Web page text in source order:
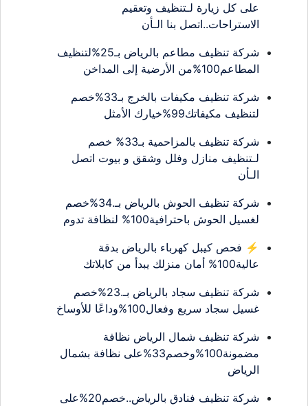
على كل زيارة لـتنظيف وتعقيم
الاستراحات..اتصل بنا الـأن
شركة تنظيف مطاعم بالرياض بـ25%لتنظيف
المطاعم100%من الأرضية إلى المداخن
شركة تنظيف مكيفات بالخرج بـ33%خصم
لتنظيف مكيفاتك99%خيارك الأمثل
شركة تنظيف بالمزاحمية بـ33% خصم
لـتنظيف منازل وفلل وشقق و بيوت اتصل
الـأن
شركة تنظيف الحوش بالرياض بـ.34%خصم
لغسيل الحوش باحترافية100% لنظافة تدوم
⚡ فحص كيبل كهرباء بالرياض بدقة
عالية100% أمان منزلك يبدأ من كابلاتك
شركة تنظيف سجاد بالرياض بـ.23%خصم
غسيل سجاد سريع وفعال100%وداعًا للأوساخ
شركة تنظيف شمال الرياض نظافة
مضمونة100%وخصم33%على نظافة بشمال
الرياض
شركة تنظيف فنادق بالرياض..خصم20%على